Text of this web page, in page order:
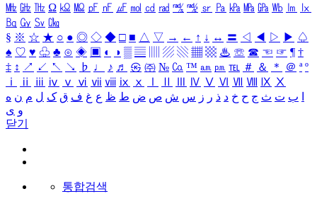
㎒ ㎓ ㎔ Ω ㏀ ㏁ ㎊ ㎋ ㎌ ㏖ ㏅ ㎭ ㎮ ㎯ ㏛ ㎩ ㎪ ㎫ ㎬ ㏝ ㏐
㏓
㏃ ㏉ ㏜ ㏆
§ ※ ☆ ★ ○ ● ◎ ◇ ◆ □ ■ △ ▽ → ← ↑ ↓ ↔ 〓 ◁ ◀ ▷ ▶ ♤
♠ ♡ ♥ ♧ ♣ ⊙ ◈ ▣ ◐ ◑ ▒ ▤ ▨ ▧ ▦ ▩ ♨ ☏ ☎ ☜ ☞ ¶ †
‡ ↕ ↗ ↙ ↖ ↘ ♭ ♩ ♪ ♬ ㉿ ㈜ № ㏇ ™ ㏂ ㏘ ℡ ＃ ＆ ＊ ＠ ª º
ⅰ
ⅱ ⅲ ⅳ ⅴ ⅵ ⅶ ⅷ ⅸ ⅹ Ⅳ Ⅴ Ⅵ Ⅶ Ⅷ Ⅸ Ⅹ
ب ت ث ج ح خ د ذ ر ز س ش ص ض ط ظ ع غ ف ق ک ل م ن ه
و ی
닫기
통합검색